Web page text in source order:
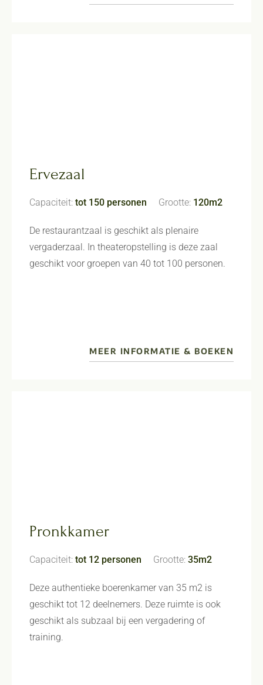
Ervezaal
Capaciteit: tot 150 personen Grootte: 120m2
De restaurantzaal is geschikt als plenaire
vergaderzaal. In theateropstelling is deze zaal
geschikt voor groepen van 40 tot 100 personen.
MEER INFORMATIE & BOEKEN
Pronkkamer
Capaciteit: tot 12 personen Grootte: 35m2
Deze authentieke boerenkamer van 35 m2 is
geschikt tot 12 deelnemers. Deze ruimte is ook
geschikt als subzaal bij een vergadering of
training.